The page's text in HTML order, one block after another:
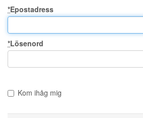
*Epostadress
*Lösenord
Kom ihåg mig